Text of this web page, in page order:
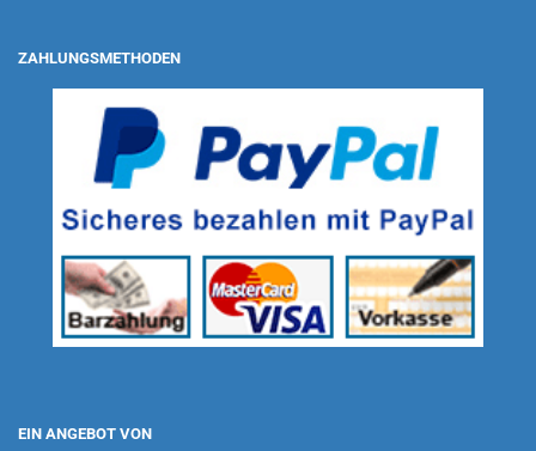
ZAHLUNGSMETHODEN
EIN ANGEBOT VON